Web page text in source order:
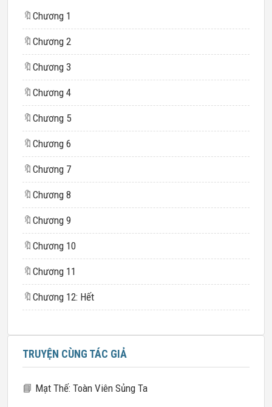
🔖 Chương 1
🔖 Chương 2
🔖 Chương 3
🔖 Chương 4
🔖 Chương 5
🔖 Chương 6
🔖 Chương 7
🔖 Chương 8
🔖 Chương 9
🔖 Chương 10
🔖 Chương 11
🔖 Chương 12: Hết
TRUYỆN CÙNG TÁC GIẢ
📘 Mạt Thế: Toàn Viên Sủng Ta